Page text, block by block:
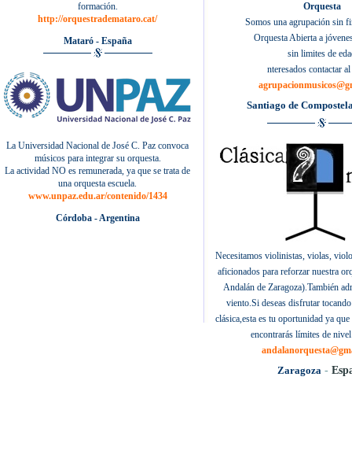
formación.
http://orquestrademataro.cat/
Mataró - España
La Universidad Nacional de José C. Paz convoca
músicos para integrar su orquesta.
La actividad NO es remunerada, ya que se trata de
una orquesta escuela.
www.unpaz.edu.ar/contenido/1434
Córdoba -Argentina
Orquesta
Somos una agrupación sin
Orquesta Abierta a
sin limites de
nteresados contactar
Santiago de
Necesitamos violinistas, violas,
aficionados para reforzar nuestra
Andalán de Zaragoza).También
viento.Si deseas disfrutar
clásica,esta es tu oportunidad ya
encontrarás límites de
Zaragoza -